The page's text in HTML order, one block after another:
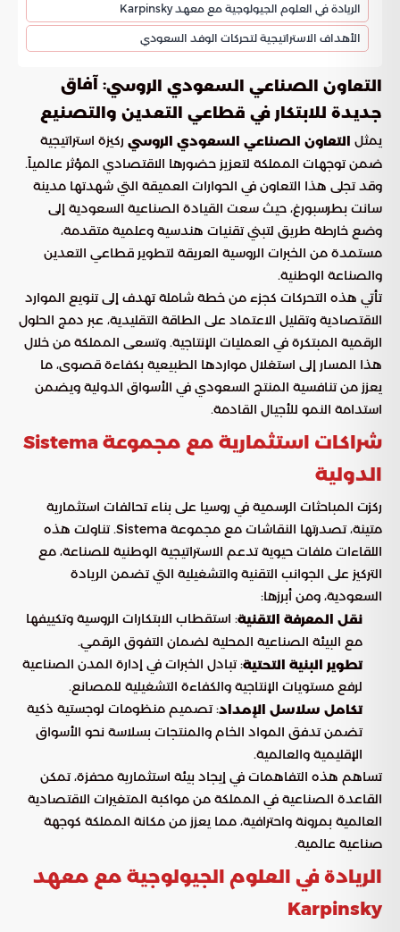
الريادة في العلوم الجيولوجية مع معهد Karpinsky
الأهداف الاستراتيجية لتحركات الوفد السعودي
التعاون الصناعي السعودي الروسي: آفاق
جديدة للابتكار في قطاعي التعدين والتصنيع
يمثل التعاون الصناعي السعودي الروسي ركيزة استراتيجية
ضمن توجهات المملكة لتعزيز حضورها الاقتصادي المؤثر عالمياً.
وقد تجلى هذا التعاون في الحوارات العميقة التي شهدتها مدينة
سانت بطرسبورغ، حيث سعت القيادة الصناعية السعودية إلى
وضع خارطة طريق لتبني تقنيات هندسية وعلمية متقدمة،
مستمدة من الخبرات الروسية العريقة لتطوير قطاعي التعدين
والصناعة الوطنية.
تأتي هذه التحركات كجزء من خطة شاملة تهدف إلى تنويع الموارد
الاقتصادية وتقليل الاعتماد على الطاقة التقليدية، عبر دمج الحلول
الرقمية المبتكرة في العمليات الإنتاجية. وتسعى المملكة من خلال
هذا المسار إلى استغلال مواردها الطبيعية بكفاءة قصوى، ما
يعزز من تنافسية المنتج السعودي في الأسواق الدولية ويضمن
استدامة النمو للأجيال القادمة.
شراكات استثمارية مع مجموعة Sistema
الدولية
ركزت المباحثات الرسمية في روسيا على بناء تحالفات استثمارية
متينة، تصدرتها النقاشات مع مجموعة Sistema. تناولت هذه
اللقاءات ملفات حيوية تدعم الاستراتيجية الوطنية للصناعة، مع
التركيز على الجوانب التقنية والتشغيلية التي تضمن الريادة
السعودية، ومن أبرزها:
نقل المعرفة التقنية: استقطاب الابتكارات الروسية وتكييفها
مع البيئة الصناعية المحلية لضمان التفوق الرقمي.
تطوير البنية التحتية: تبادل الخبرات في إدارة المدن الصناعية
لرفع مستويات الإنتاجية والكفاءة التشغيلية للمصانع.
تكامل سلاسل الإمداد: تصميم منظومات لوجستية ذكية
تضمن تدفق المواد الخام والمنتجات بسلاسة نحو الأسواق
الإقليمية والعالمية.
تساهم هذه التفاهمات في إيجاد بيئة استثمارية محفزة، تمكن
القاعدة الصناعية في المملكة من مواكبة المتغيرات الاقتصادية
العالمية بمرونة واحترافية، مما يعزز من مكانة المملكة كوجهة
صناعية عالمية.
الريادة في العلوم الجيولوجية مع معهد
Karpinsky